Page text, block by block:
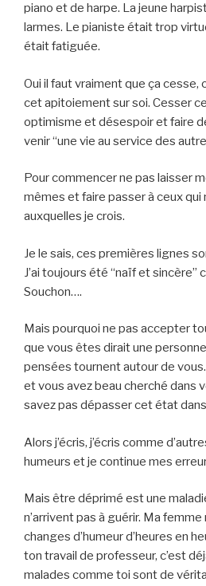
piano et de harpe. La jeune
larmes. Le pianiste était trop
était fatiguée.
Oui il faut vraiment que ça
cet apitoiement sur soi. Cesser
optimisme et désespoir et faire
venir “une vie au service des
Pour commencer ne pas laisser
mêmes et faire passer à ceux
auxquelles je crois.
Je le sais, ces premières lignes
J’ai toujours été “naïf et sincère”
Souchon….
Mais pourquoi ne pas accepter
que vous êtes dirait une
pensées tournent autour de
et vous avez beau cherché dans
savez pas dépasser cet état dans
Alors j’écris, j’écris comme
humeurs et je continue mes
Mais être déprimé est une
n’arrivent pas à guérir. Ma
changes d’humeur d’heures en
ton travail de professeur, c’est
malades comme toi sont de